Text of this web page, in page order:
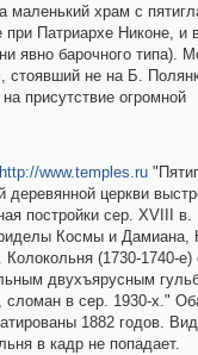
маленький храм с
Патриархе Никоне, и
явно барочного типа).
стоявший не на Б.
присутствие огромной
http://www.temples.ru
церкви
постройки сер. XVIII в.
Космы и Дамиана,
(1730-1740-е)
двухъярусным
сломан в сер. 1930-х."
1882 годов.
в кадр не попадает.